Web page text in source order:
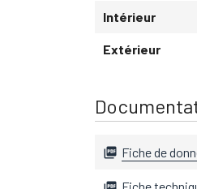
Intérieur
Extérieur
 Fiche de